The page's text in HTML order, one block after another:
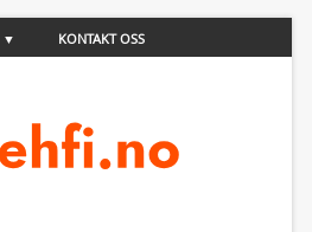
KONTAKT OSS